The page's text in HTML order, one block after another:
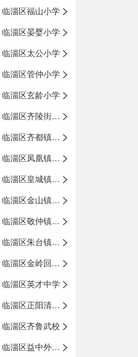
临淄区福山小学
临淄区晏婴小学
临淄区太公小学
临淄区管仲小学
临淄区玄龄小学
临淄区齐陵街道中心学校
临淄区齐都镇中心学校
临淄区凤凰镇中心学校
临淄区皇城镇中心学校
临淄区金山镇中心学校
临淄区敬仲镇中心学校
临淄区朱台镇中心学校
临淄区金岭回族镇中心学校
临淄区英才中学
临淄区正阳清北实验学校
临淄区齐鲁武校
临淄区益中外语学校